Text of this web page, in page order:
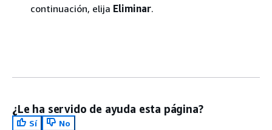
continuación, elija Eliminar.
¿Le ha servido de ayuda esta página?
Sí
No